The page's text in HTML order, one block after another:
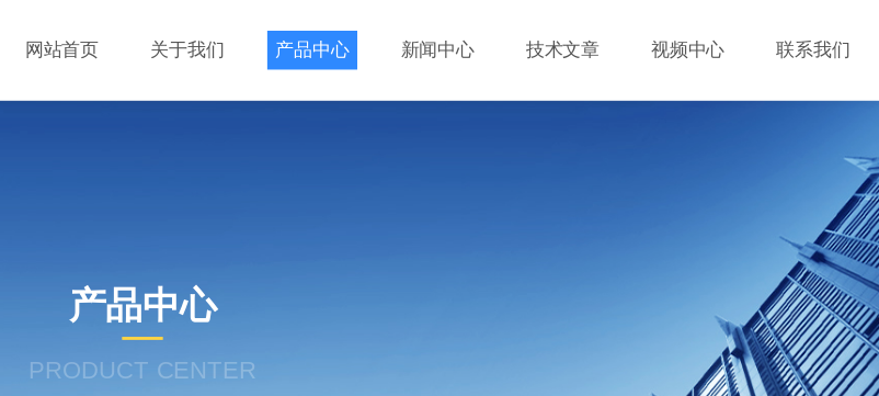
网站首页 关于我们 产品中心 新闻中心 技术文章 视频中心 联系我们
产品中心
PRODUCT CENTER